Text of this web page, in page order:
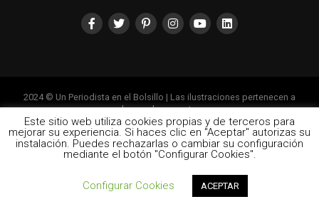
2024 © Un Periodista en el Bolsillo | Las ilustraciones pertenecen a
cada uno de sus autores
Este sitio web utiliza cookies propias y de terceros para
mejorar su experiencia. Si haces clic en "Aceptar" autorizas su
instalación. Puedes rechazarlas o cambiar su configuración
mediante el botón "Configurar Cookies".
Configurar Cookies ACEPTAR